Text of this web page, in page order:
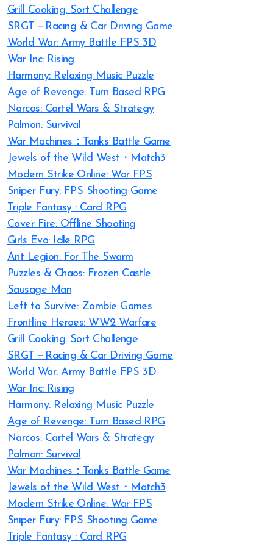
Grill Cooking: Sort Challenge
SRGT－Racing & Car Driving Game
World War: Army Battle FPS 3D
War Inc: Rising
Harmony: Relaxing Music Puzzle
Age of Revenge: Turn Based RPG
Narcos: Cartel Wars & Strategy
Palmon: Survival
War Machines：Tanks Battle Game
Jewels of the Wild West・Match3
Modern Strike Online: War FPS
Sniper Fury: FPS Shooting Game
Triple Fantasy : Card RPG
Cover Fire: Offline Shooting
Girls Evo: Idle RPG
Ant Legion: For The Swarm
Puzzles & Chaos: Frozen Castle
Sausage Man
Left to Survive: Zombie Games
Frontline Heroes: WW2 Warfare
Grill Cooking: Sort Challenge
SRGT－Racing & Car Driving Game
World War: Army Battle FPS 3D
War Inc: Rising
Harmony: Relaxing Music Puzzle
Age of Revenge: Turn Based RPG
Narcos: Cartel Wars & Strategy
Palmon: Survival
War Machines：Tanks Battle Game
Jewels of the Wild West・Match3
Modern Strike Online: War FPS
Sniper Fury: FPS Shooting Game
Triple Fantasy : Card RPG